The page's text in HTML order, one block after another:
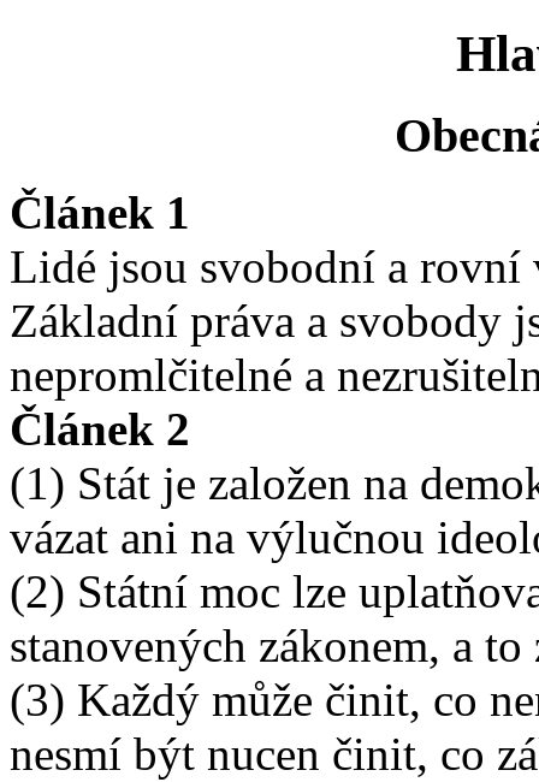
Článek 1
Lidé jsou svobodní a
Základní práva a svobody
nepromlčitelné a
Článek 2
(1) Stát je založen na
vázat ani na výlučnou
(2) Státní moc lze
stanovených zákonem, a
(3) Každý může činit, co
nesmí být nucen činit, co